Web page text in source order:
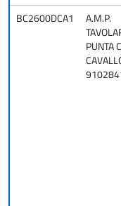
BC2600DCA1
A.M.P.
PUNTA